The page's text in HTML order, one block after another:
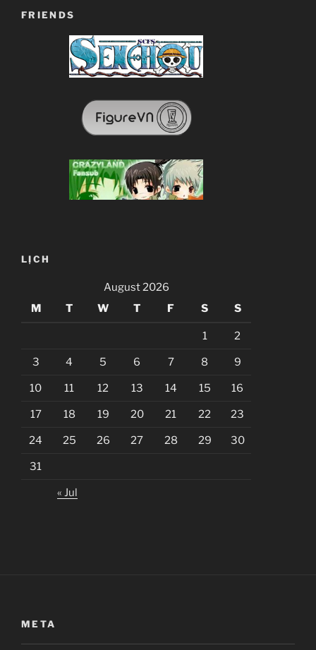
FRIENDS
LỊCH
August 2026
M
T W T F S S
1 2
3 4 5 6 7 8 9
10 11 12 13 14 15 16
17 18 19 20 21 22 23
24 25 26 27 28 29 30
31
« Jul
META